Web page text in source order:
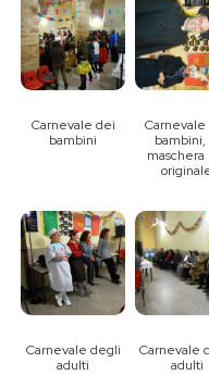
Carnevale dei
bambini
Carnevale
bambini,
maschera
Carnevale degli
adulti
Carnevale
adulti